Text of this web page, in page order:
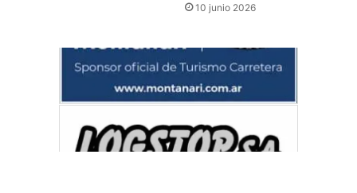
10 junio 2026